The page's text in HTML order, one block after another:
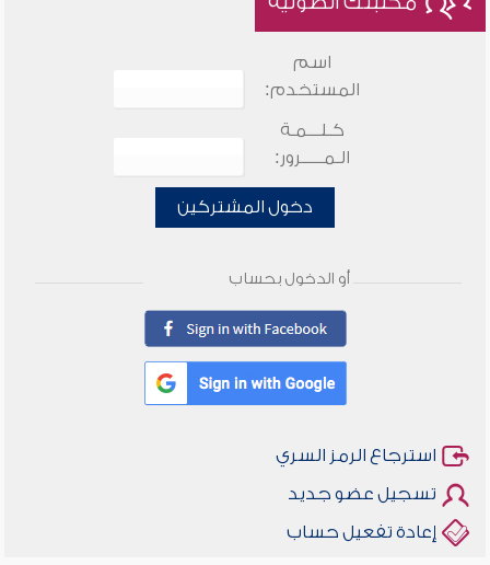
اسم
المستخدم:
كـلـــمـة
الـمـــــرور:
دخول المشتركين
أو الدخول بحساب
استرجاع الرمز السري
تسجيل عضو جديد
إعادة تفعيل حساب